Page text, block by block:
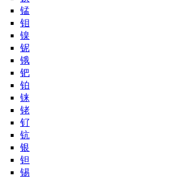
锰
钼
镍
铌
锇
钯
铂
铼
铑
钌
钪
银
钽
锡